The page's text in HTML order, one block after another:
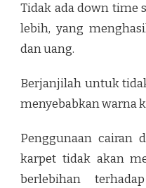
Tidak ada down time
lebih, yang
dan uang.
Berjanjilah untuk
menyebabkan warna
Penggunaan
karpet tidak akan
berlebihan